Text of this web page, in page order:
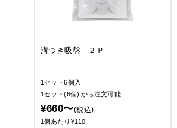
溝つき吸盤 ２Ｐ
1セット6個入
1セット(6個) から注文可能
¥660〜(税込)
1個あたり¥110